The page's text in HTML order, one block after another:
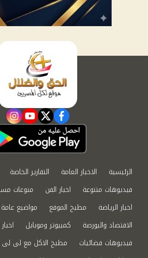
facebook
twitter
الرئيسية الاخبار العامة التقارير الخاصة
فيديوهات متنوعة
اخبار الفن
منوعات
اخبار الرياضة
مطبخ الموقع
مواضيع عامة
الاقتصاد والبورصة
كمبيوتر وموبايل
فيديوهات فضائيات
مطبخ الاكل مع لى لى